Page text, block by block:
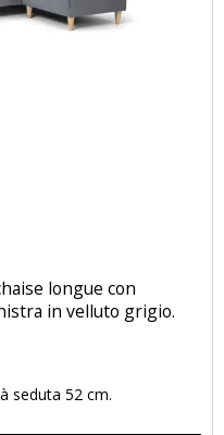
longue con
in velluto grigio.
seduta 52 cm.